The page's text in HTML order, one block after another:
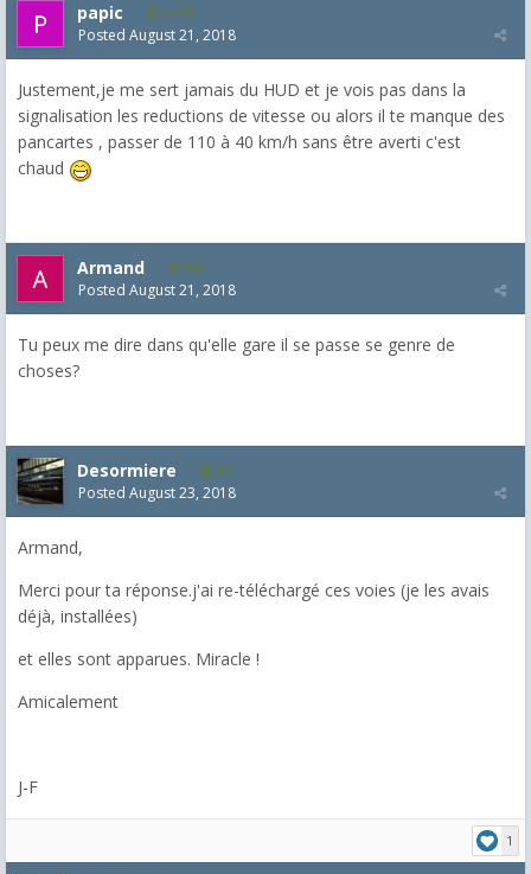
papic 1,372
Posted August 21, 2018
Justement,je me sert jamais du HUD et je vois pas dans la
signalisation les reductions de vitesse ou alors il te manque des
pancartes , passer de 110 à 40 km/h sans être averti c'est
chaud
Armand 564
Posted August 21, 2018
Tu peux me dire dans qu'elle gare il se passe se genre de
choses?
Desormiere 39
Posted August 23, 2018
Armand,
Merci pour ta réponse.j'ai re-téléchargé ces voies (je les avais
déjà, installées)
et elles sont apparues. Miracle !
Amicalement
J-F
1